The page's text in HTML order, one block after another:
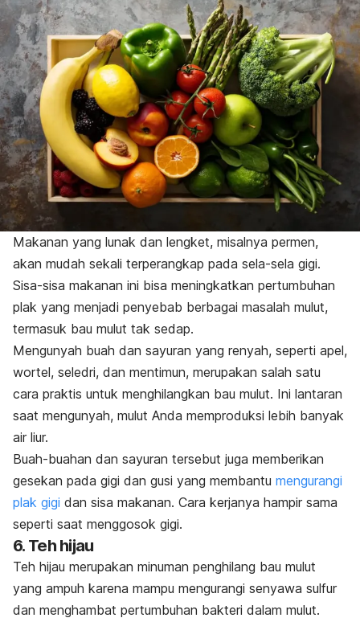
Makanan yang lunak dan lengket, misalnya permen,
akan mudah sekali terperangkap pada sela-sela gigi.
Sisa-sisa makanan ini bisa meningkatkan pertumbuhan
plak yang menjadi penyebab berbagai masalah mulut,
termasuk bau mulut tak sedap.
Mengunyah buah dan sayuran yang renyah, seperti apel,
wortel, seledri, dan mentimun, merupakan salah satu
cara praktis untuk menghilangkan bau mulut. Ini lantaran
saat mengunyah, mulut Anda memproduksi lebih banyak
air liur.
Buah-buahan dan sayuran tersebut juga memberikan
gesekan pada gigi dan gusi yang membantu mengurangi
plak gigi dan sisa makanan. Cara kerjanya hampir sama
seperti saat menggosok gigi.
6. Teh hijau
Teh hijau merupakan minuman penghilang bau mulut
yang ampuh karena mampu mengurangi senyawa sulfur
dan menghambat pertumbuhan bakteri dalam mulut.